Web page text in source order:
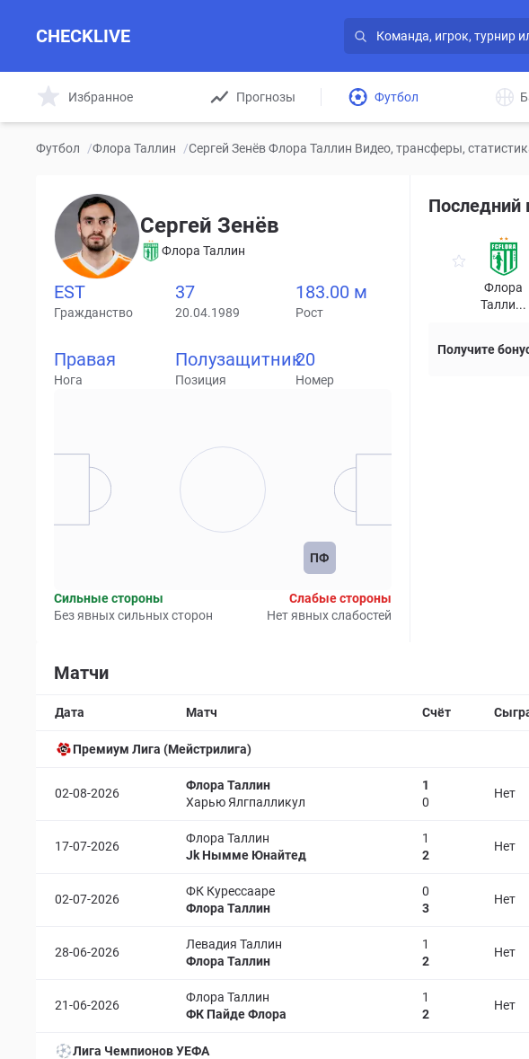
CHECKLIVE
Избранное Прогнозы Футбол
Футбол /Флора Таллин /Сергей Зенёв Флора Таллин Видео, трансферы,
Сергей Зенёв
Флора Таллин
EST
Гражданство
37
20.04.1989
183.00 м
Рост
Правая
Нога
Полузащитник
Позиция
20
Номер
ПФ
Сильные стороны
Без явных сильных сторон
Слабые стороны
Нет явных слабостей
Последний
Флора
Талли...
Получите
Матчи
Дата Матч Счёт
Премиум Лига (Мейстрилига)
02-08-2026
Флора Таллин
Харью Ялгпалликул
1
0
Нет
17-07-2026
Флора Таллин
Jk Нымме Юнайтед
1
2
Нет
02-07-2026
ФК Курессааре
Флора Таллин
0
3
Нет
28-06-2026
Левадия Таллин
Флора Таллин
1
2
Нет
21-06-2026
Флора Таллин
ФК Пайде Флора
1
2
Нет
Лига Чемпионов УЕФА